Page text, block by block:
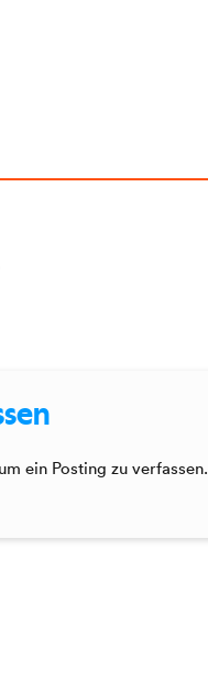
ein Posting zu verfassen.